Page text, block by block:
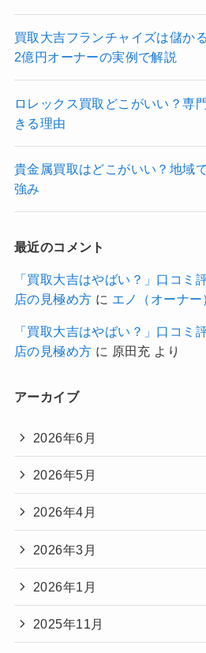
買取大吉フランチャイズは儲か
2億円オーナーの実例で解説
ロレックス買取どこがいい？専
きる理由
貴金属買取はどこがいい？地域
強み
最近のコメント
「買取大吉はやばい？」口コミ
店の見極め方 に エノ（オーナー
「買取大吉はやばい？」口コミ
店の見極め方 に 原田充 より
アーカイブ
2026年6月
2026年5月
2026年4月
2026年3月
2026年1月
2025年11月